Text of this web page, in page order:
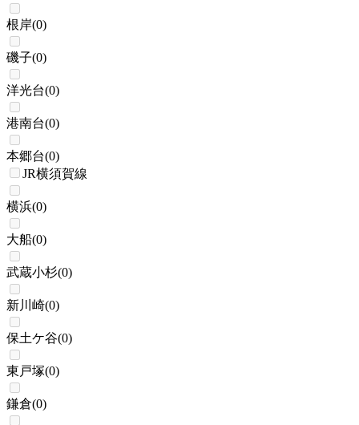
根岸(0)
磯子(0)
洋光台(0)
港南台(0)
本郷台(0)
JR横須賀線
横浜(0)
大船(0)
武蔵小杉(0)
新川崎(0)
保土ケ谷(0)
東戸塚(0)
鎌倉(0)